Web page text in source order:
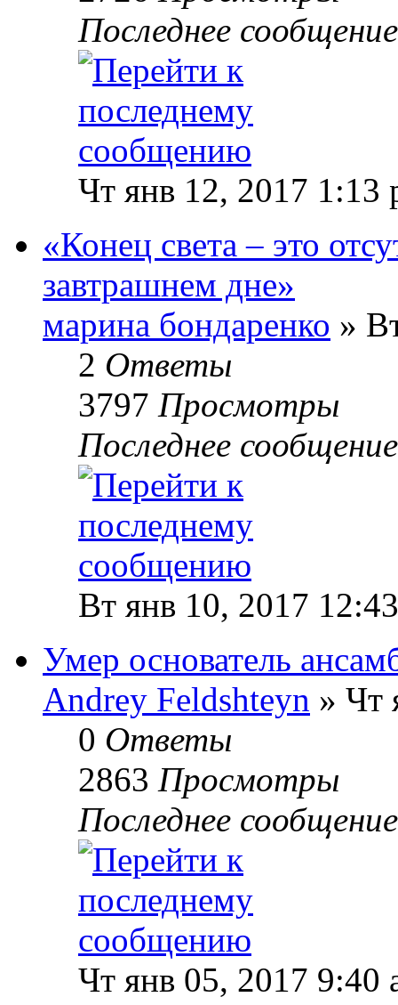
Последнее
Чт янв 12, 2017 1:13
«Конец света – это
завтрашнем дне»
марина бондаренко »
2 Ответы
3797 Просмотры
Последнее
Вт янв 10, 2017
Умер основатель
Andrey Feldshteyn » Чт
0 Ответы
2863 Просмотры
Последнее
Чт янв 05, 2017 9:40